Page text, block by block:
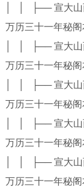
│ │ ├── 宣大山
万历三十一年秘阁
│ │ ├── 宣大山
万历三十一年秘阁
│ │ ├── 宣大山
万历三十一年秘阁
│ │ ├── 宣大山
万历三十一年秘阁
│ │ ├── 宣大山
万历三十一年秘阁